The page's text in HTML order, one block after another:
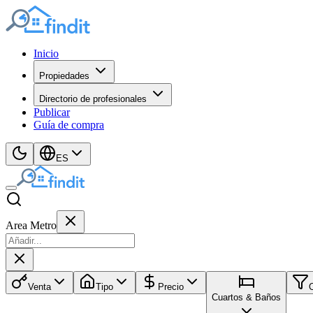
Inicio
Propiedades
Directorio de profesionales
Publicar
Guía de compra
ES
Area Metro
Venta Tipo
Precio
Cuartos & Baños